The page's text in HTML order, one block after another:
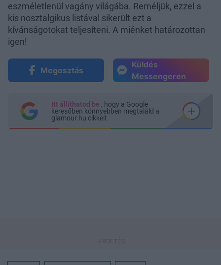
eszméletlenül vagány világába. Reméljük, ezzel a
kis nosztalgikus listával sikerült ezt a
kívánságotokat teljesíteni. A miénket határozottan
igen!
Megosztás
Küldés
Messengeren
Itt állíthatod be , hogy a Google
keresőben könnyebben megtaláld a
glamour.hu cikkeit